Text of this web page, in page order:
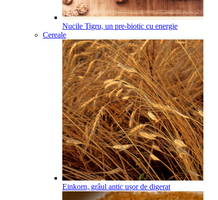
Nucile Tigru, un pre-biotic cu energie
Cereale
Einkorn, grâul antic ușor de digerat